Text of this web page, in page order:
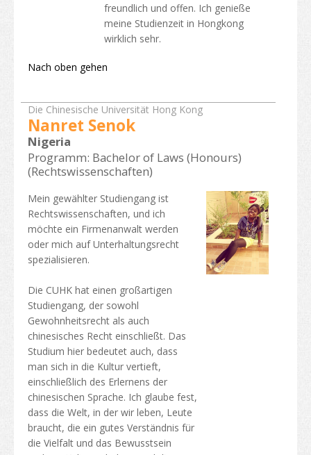
Arbeiten in Hong Kong
freundlich und offen. Ich genieße
meine Studienzeit in Hongkong
wirklich sehr.
Nach oben gehen
Die Chinesische Universität Hong Kong
Nanret Senok
Nigeria
Programm: Bachelor of Laws (Honours)
(Rechtswissenschaften)
Mein gewählter Studiengang ist
Rechtswissenschaften, und ich
möchte ein Firmenanwalt werden
oder mich auf Unterhaltungsrecht
spezialisieren.
Die CUHK hat einen großartigen
Studiengang, der sowohl
Gewohnheitsrecht als auch
chinesisches Recht einschließt. Das
Studium hier bedeutet auch, dass
man sich in die Kultur vertieft,
einschließlich des Erlernens der
chinesischen Sprache. Ich glaube fest,
dass die Welt, in der wir leben, Leute
braucht, die ein gutes Verständnis für
die Vielfalt und das Bewusstsein